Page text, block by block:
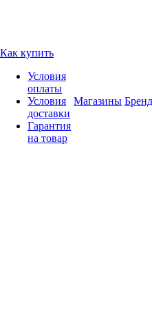
Как купить
Условия
оплаты
Условия
доставки
Гарантия
на товар
Магазины